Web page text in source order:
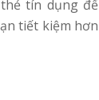
tín dụng để
tiết kiệm hơn